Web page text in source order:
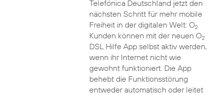
Telefónica Deutschland jetzt den
nächsten Schritt für mehr mobile
Freiheit in der digitalen Welt: O2
Kunden können mit der neuen O2
DSL Hilfe App selbst aktiv werden,
wenn ihr Internet nicht wie
gewohnt funktioniert. Die App
behebt die Funktionsstörung
entweder automatisch oder leitet